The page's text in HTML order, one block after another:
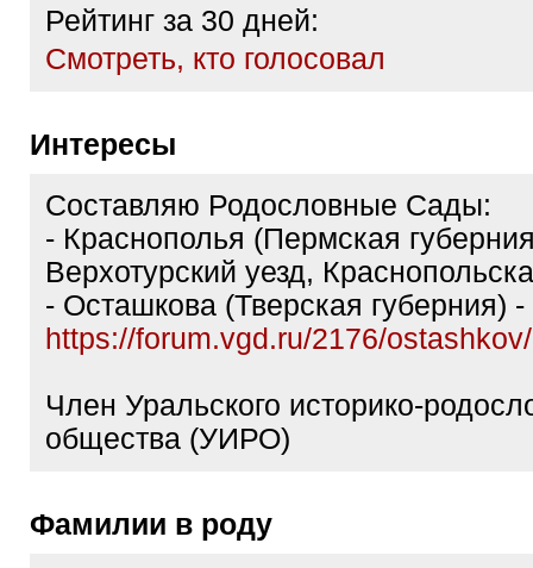
Рейтинг за 30 дней:
Cмотреть, кто голосовал
Интересы
Составляю Родословные Сады:
- Краснополья (Пермская
Верхотурский уезд,
- Осташкова (Тверская губерния) -
https://forum.vgd.ru/2176/ostashkov/
Член Уральского историко-
общества (УИРО)
Фамилии в роду